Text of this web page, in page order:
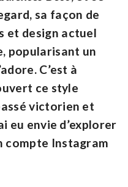
sa façon de
et design actuel
popularisant un
C’est à
ce style
victorien et
eu envie d’explorer
compte Instagram